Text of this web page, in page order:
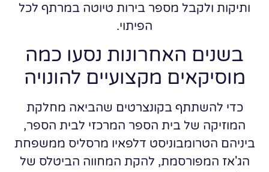
ותיקות ולקבל מספר בירות טיוטה במרתף לכל
הפיתוי.
בשנים האחרונות נסעו כמה
מוסיקאים מקצועיים להונויה
כדי להשתתף בקונצרטים שהביאה מחלקת
המוזיקה של בית הספר המרכזי לבית הספר,
ביניהם הטרומבוניסט דלפאיו מרסליס ממשפחת
הג'אז המפורסמת, להקת המחווה הביטלס של